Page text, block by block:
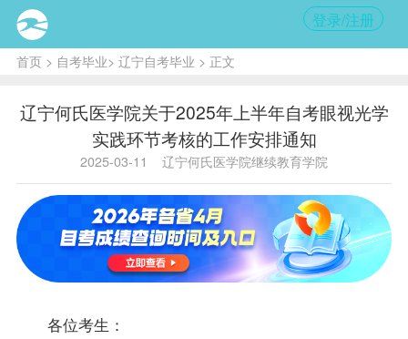
登录/注册
首页> 自考毕业> 辽宁自考毕业 > 正文
辽宁何氏医学院关于2025年上半年自考眼视光学
实践环节考核的工作安排通知
2025-03-11 辽宁何氏医学院继续教育学院
各位考生：